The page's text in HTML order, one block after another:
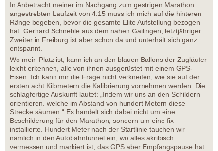
In Anbetracht meiner im Nachgang zum gestrigen Marathon
angestrebten Laufzeit von 4:15 muss ich mich auf die hinteren
Ränge begeben, bevor die gesamte Elite Aufstellung bezogen
hat. Gerhard Schneble aus dem nahen Gailingen, letztjähriger
Zweiter in Freiburg ist aber schon da und unterhält sich ganz
entspannt.
Wo mein Platz ist, kann ich an den blauen Ballons der Zugläufer
leicht erkennen, alle von ihnen ausgerüstet mit einem GPS-
Eisen. Ich kann mir die Frage nicht verkneifen, wie sie auf den
ersten acht Kilometern die Kalibrierung vornehmen werden. Die
schlagfertige Auskunft lautet: „Indem wir uns an den Schildern
orientieren, welche im Abstand von hundert Metern diese
Strecke säumen.“ Es handelt sich dabei nicht um eine
Beschilderung für den Marathon, sondern um eine fix
installierte. Hundert Meter nach der Startlinie tauchen wir
nämlich in den Autobahntunnel ein, wo alles akribisch
vermessen und markiert ist, das GPS aber Empfangspause hat.